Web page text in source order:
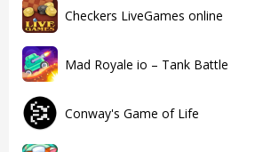
Checkers LiveGames online
Mad Royale io – Tank Battle
Conway's Game of Life